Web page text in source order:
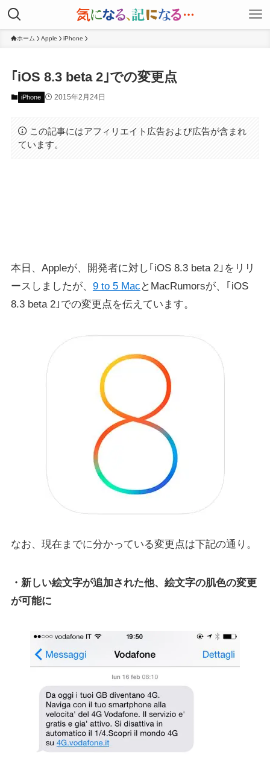
ホーム Apple iPhone
｢iOS 8.3 beta 2｣での変更点
iPhone 2015年2月24日
この記事にはアフィリエイト広告および広告が含まれ
ています。
本日、Appleが、開発者に対し｢iOS 8.3 beta 2｣をリリ
ースしましたが、 9 to 5 Mac とMacRumorsが、｢iOS
8.3 beta 2｣での変更点を伝えています。
なお、現在までに分かっている変更点は下記の通り。
・新しい絵文字が追加された他、絵文字の肌色の変更
が可能に